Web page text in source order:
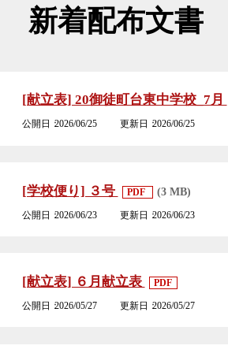
新着配布文書
[献立表] 20御徒町台東中学校_7月
公開日 2026/06/25 更新日 2026/06/25
[学校便り] ３号 PDF (3 MB)
公開日 2026/06/23 更新日 2026/06/23
[献立表] ６月献立表 PDF
公開日 2026/05/27 更新日 2026/05/27